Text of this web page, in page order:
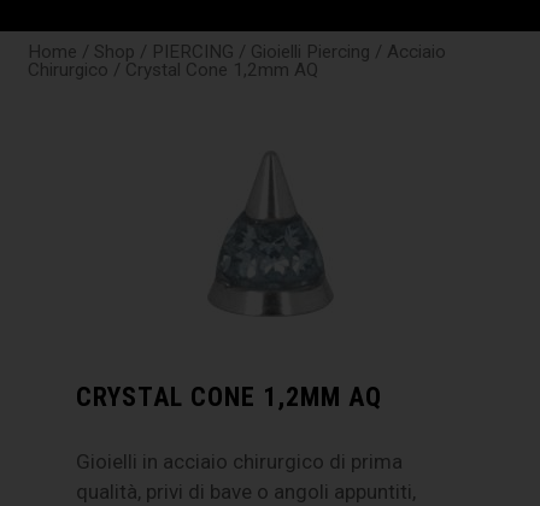
Home / Shop / PIERCING / Gioielli Piercing / Acciaio
Chirurgico / Crystal Cone 1,2mm AQ
CRYSTAL CONE 1,2MM AQ
Gioielli in acciaio chirurgico di prima
qualità, privi di bave o angoli appuntiti,